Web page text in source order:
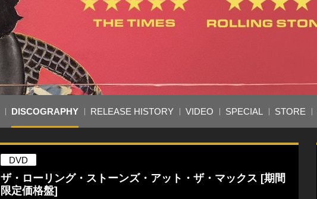
DISCOGRAPHY RELEASE HISTORY VIDEO SPECIAL STORE
DVD
ザ・ローリング・ストーンズ・アット・ザ・マックス [期間
限定価格盤]